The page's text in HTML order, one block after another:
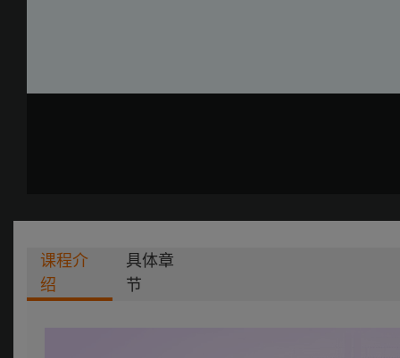
课程介
绍
具体章
节